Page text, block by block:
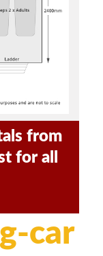
from
for all
car